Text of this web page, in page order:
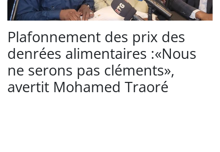
Plafonnement des prix des
denrées alimentaires :«Nous
ne serons pas cléments»,
avertit Mohamed Traoré